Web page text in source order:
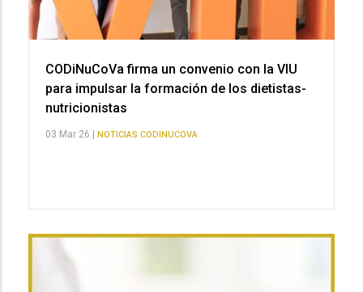
CODiNuCoVa firma un convenio con la VIU
para impulsar la formación de los dietistas-
nutricionistas
03 Mar 26 | NOTICIAS CODINUCOVA